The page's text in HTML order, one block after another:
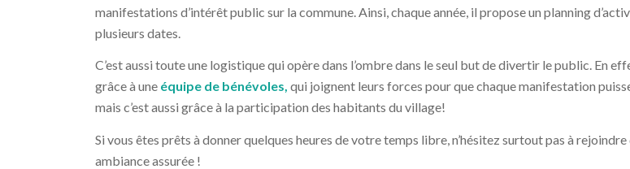
manifestations d’intérêt public sur la commune. Ainsi, chaque année, il propose un planning
plusieurs dates.
C’est aussi toute une logistique qui opère dans l’ombre dans le seul but de divertir le public. En
grâce à une équipe de bénévoles, qui joignent leurs forces pour que chaque manifestation
mais c’est aussi grâce à la participation des habitants du village!
Si vous êtes prêts à donner quelques heures de votre temps libre, n’hésitez surtout pas à
ambiance assurée !